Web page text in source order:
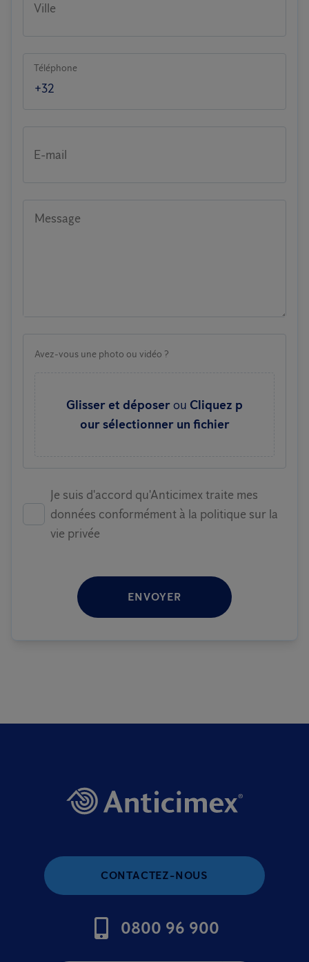
Ville
Téléphone
E-mail
Message
Avez-vous une photo ou vidéo ?
Glisser et déposerou Cliquez p
our sélectionner un fichier
Je suis d'accord qu'Anticimex traite mes
données conformément à la politique sur la
vie privée
ENVOYER
CONTACTEZ-NOUS
0800 96 900